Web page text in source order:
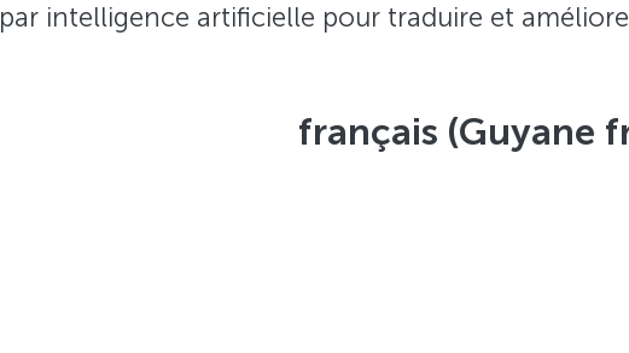
par intelligence artificielle pour traduire et
français (Guyane